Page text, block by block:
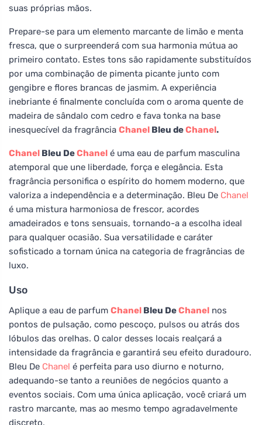
suas próprias mãos.
Prepare-se para um elemento marcante de limão e menta
fresca, que o surpreenderá com sua harmonia mútua ao
primeiro contato. Estes tons são rapidamente substituídos
por uma combinação de pimenta picante junto com
gengibre e flores brancas de jasmim. A experiência
inebriante é finalmente concluída com o aroma quente de
madeira de sândalo com cedro e fava tonka na base
inesquecível da fragrância Chanel Bleu deChanel.
Chanel Bleu DeChanel é uma eau de parfum masculina
atemporal que une liberdade, força e elegância. Esta
fragrância personifica o espírito do homem moderno, que
valoriza a independência e a determinação. Bleu De Chanel
é uma mistura harmoniosa de frescor, acordes
amadeirados e tons sensuais, tornando-a a escolha ideal
para qualquer ocasião. Sua versatilidade e caráter
sofisticado a tornam única na categoria de fragrâncias de
luxo.
Uso
Aplique a eau de parfum Chanel Bleu DeChanel nos
pontos de pulsação, como pescoço, pulsos ou atrás dos
lóbulos das orelhas. O calor desses locais realçará a
intensidade da fragrância e garantirá seu efeito duradouro.
Bleu De Chanel é perfeita para uso diurno e noturno,
adequando-se tanto a reuniões de negócios quanto a
eventos sociais. Com uma única aplicação, você criará um
rastro marcante, mas ao mesmo tempo agradavelmente
discreto.